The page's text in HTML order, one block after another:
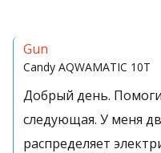
Gun
Candy AQWAMATIC 10T
Добрый день.
следующая. У меня
распределяет